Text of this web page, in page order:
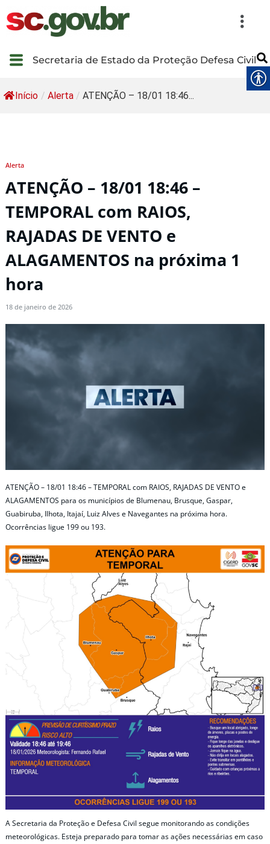
Secretaria de Estado da Proteção Defesa Civil
Início / Alerta / ATENÇÃO – 18/01 18:46...
Alerta
ATENÇÃO – 18/01 18:46 –
TEMPORAL com RAIOS,
RAJADAS DE VENTO e
ALAGAMENTOS na próxima 1
hora
18 de janeiro de 2026
ATENÇÃO – 18/01 18:46 – TEMPORAL com RAIOS, RAJADAS DE VENTO e
ALAGAMENTOS para os municípios de Blumenau, Brusque, Gaspar,
Guabiruba, Ilhota, Itajaí, Luiz Alves e Navegantes na próxima hora.
Ocorrências ligue 199 ou 193.
A Secretaria da Proteção e Defesa Civil segue monitorando as condições
meteorológicas. Esteja preparado para tomar as ações necessárias em caso